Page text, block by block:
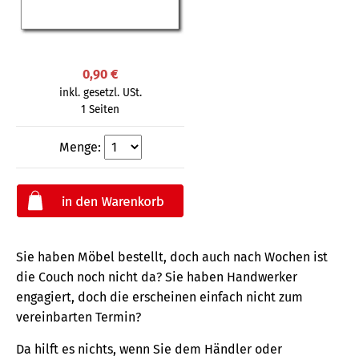
0,90 €
inkl. gesetzl. USt.
1 Seiten
Menge:
Sie haben Möbel bestellt, doch auch nach Wochen ist
die Couch noch nicht da? Sie haben Handwerker
engagiert, doch die erscheinen einfach nicht zum
vereinbarten Termin?
Da hilft es nichts, wenn Sie dem Händler oder